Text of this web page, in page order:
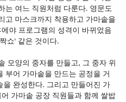
는 여느 직원처럼 다룬다. 영문도
고 마스크까지 착용하고 가마솥을
야 프로그램의 성격이 바뀌었음
쇼' 같은 것이다.
모양의 중자를 만들고, 그 중자 위
부어 가마솥을 만드는 공정을 거
을 완성한다. 그리고 만들어진 가
가마솥 공장 직원들과 함께 쌀밥